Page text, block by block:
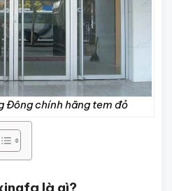
Đông chính hãng tem đỏ
là gì?